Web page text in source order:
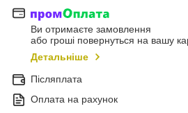
Ви отримаєте замовлення
або гроші повернуться на вашу
Детальніше
Післяплата
Оплата на рахунок